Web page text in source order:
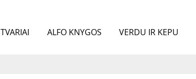
TVARIAI ALFO KNYGOS VERDU IR KEPU